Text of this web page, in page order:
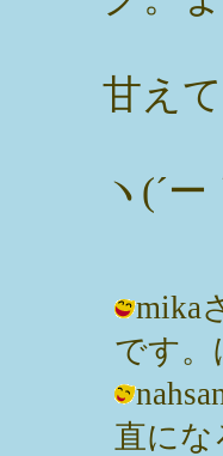
甘え
ヽ(´ー
mika
です。
直にな